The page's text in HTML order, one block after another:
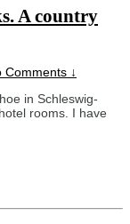
A country
Comments ↓
in Schleswig-
rooms. I have